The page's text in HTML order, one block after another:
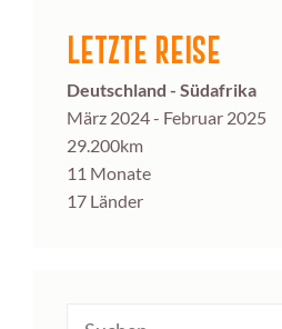
LETZTE REISE
Deutschland - Südafrika
März 2024 - Februar 2025
29.200km
11 Monate
17 Länder